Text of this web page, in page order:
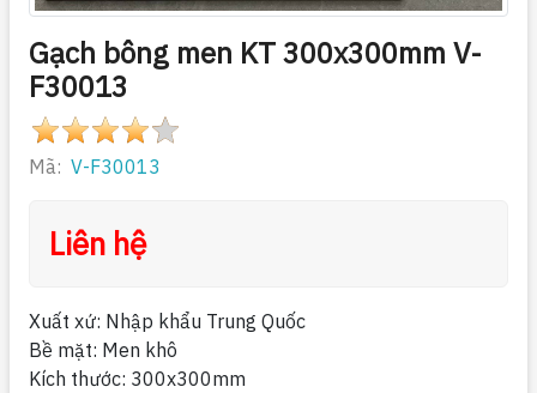
Gạch bông men KT 300x300mm V-
F30013
Mã: V-F30013
Liên hệ
Xuất xứ: Nhập khẩu Trung Quốc
Bề mặt: Men khô
Kích thước: 300x300mm